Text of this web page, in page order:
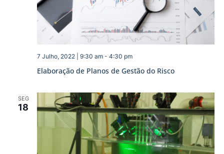
Elaboração de Planos de Gestão do Risco
7 Julho, 2022 | 9:30 am- 4:30 pm
SEG
18